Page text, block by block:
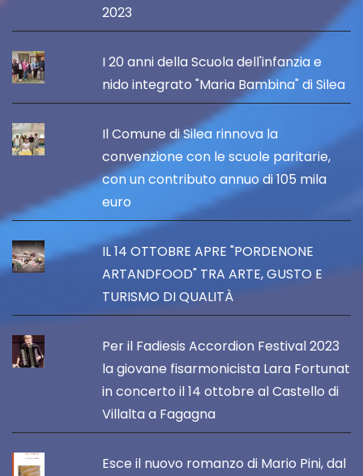
2023
I 20 anni della Scuola dell'infanzia e
nido integrato "Maria Bambina" di Silea
Il Comune di Silea rinnova la
convenzione con le scuole paritarie,
con un contributo annuo di 105 mila
euro
IL 14 OTTOBRE APRE "PORDENONE
ARTANDFOOD" TRA ARTE, GUSTO E
TURISMO DI QUALITÀ
Per il Fadiesis Accordion Festival 2023
la giovane fisarmonicista Lara Fortunat
in concerto il 14 ottobre al Castello di
Villalta a Fagagna
Esce il nuovo romanzo di Mario Pini, dal